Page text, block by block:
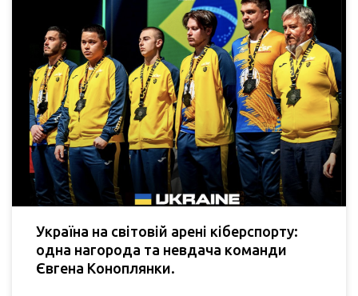
Україна на світовій арені кіберспорту:
одна нагорода та невдача команди
Євгена Коноплянки.